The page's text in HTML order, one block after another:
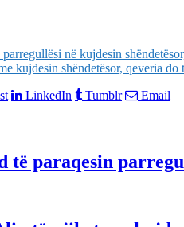
në kujdesin
kujdesin shëndetësor, qeveria do
LinkedIn Tumblr Email
paraqesin